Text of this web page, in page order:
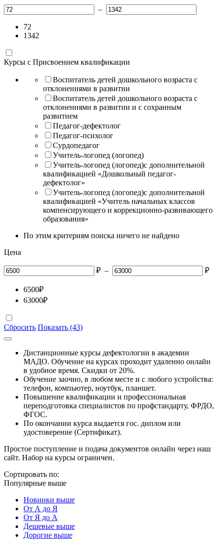
–
72
1342
Курсы с Присвоением квалификации
Воспитатель детей дошкольного возраста с
отклонениями в развитии
Воспитатель детей дошкольного возраста с
отклонениями в развитии и с сохранным
развитием
Педагог-дефектолог
Педагог-психолог
Сурдопедагог
Учитель-логопед (логопед)
Учитель-логопед (логопед)с дополнительной
квалификацией «Дошкольный педагог-
дефектолог»
Учитель-логопед (логопед)с дополнительной
квалификацией «Учитель начальных классов
компенсирующего и коррекционно-развивающего
образования»
По этим критериям поиска ничего не найдено
Цена
₽ – ₽
6500₽
63000₽
Сбросить Показать (43)
Дистанционные курсы дефектологии в академии
МАДО. Обучение на курсах проходит удаленно онлайн
в удобное время. Скидки от 20%.
Обучение заочно, в любом месте и с любого устройства:
телефон, компьютер, ноутбук, планшет.
Повышение квалификации и профессиональная
переподготовка специалистов по профстандарту, ФРДО,
ФГОС.
По окончании курса выдается гос. диплом или
удостоверение (Сертификат).
Простое поступление и подача документов онлайн через наш
сайт. Набор на курсы ограничен.
Сортировать по:
Популярные выше
Новинки выше
От А до Я
От Я до А
Дешевые выше
Дорогие выше